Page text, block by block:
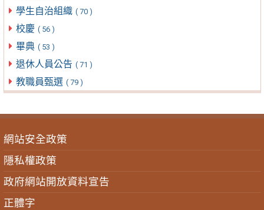
學生自治組織 ( 70 )
校慶 ( 56 )
畢典 ( 53 )
退休人員公告 ( 71 )
教職員甄選 ( 79 )
網站安全政策
隱私權政策
政府網站開放資料宣告
正體字